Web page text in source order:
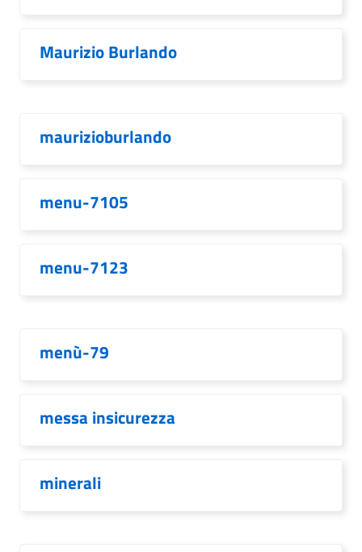
Maurizio Burlando
maurizioburlando
menu-7105
menu-7123
menù-79
messa insicurezza
minerali